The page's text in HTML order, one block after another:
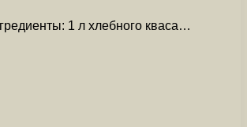
1 л хлебного кваса…